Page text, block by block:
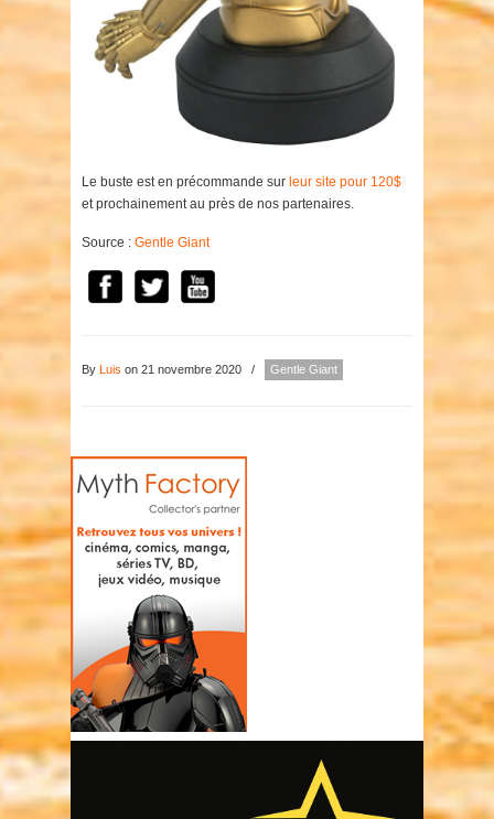
Le buste est en précommande sur leur site pour 120$
et prochainement au près de nos partenaires.
Source : Gentle Giant
By Luis on 21 novembre 2020 / Gentle Giant